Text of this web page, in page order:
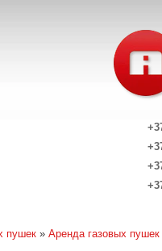
пушек » Аренда газовых пушек